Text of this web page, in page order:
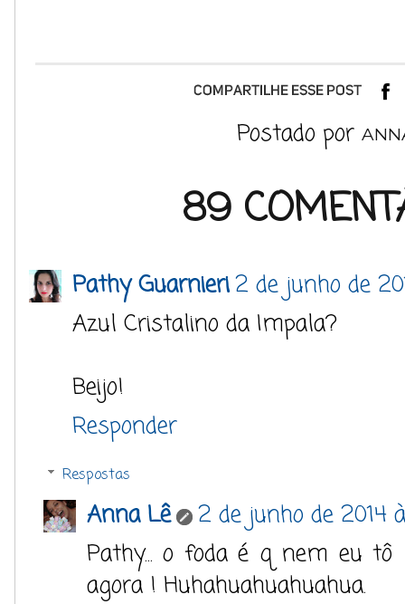
Postado por
89
Pathy Guarnieri2 de junho de
Azul Cristalino da Impala?
Beijo!
Responder
Respostas
Anna Lê
2 de junho de 2014
Pathy... o foda é q nem eu
agora ! Huhahuahuahuahua.